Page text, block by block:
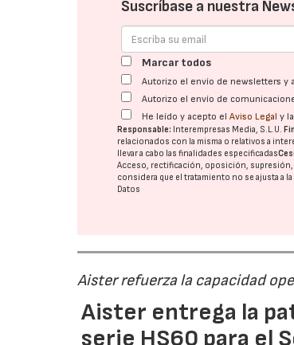
Suscríbase a nuestra
Marcar todos
Autorizo el envío de newsletters y
Autorizo el envío de
He leído y acepto elAviso Legal y la
Responsable: Interempresas Media, S.L.U.
relacionados con la misma o relativos a
llevar a cabo las finalidades especificadas
Acceso, rectificación, oposición,
considera que el tratamiento no se ajusta a
Datos
Aister refuerza la capacidad
Aister entrega la
serie HS60 para el